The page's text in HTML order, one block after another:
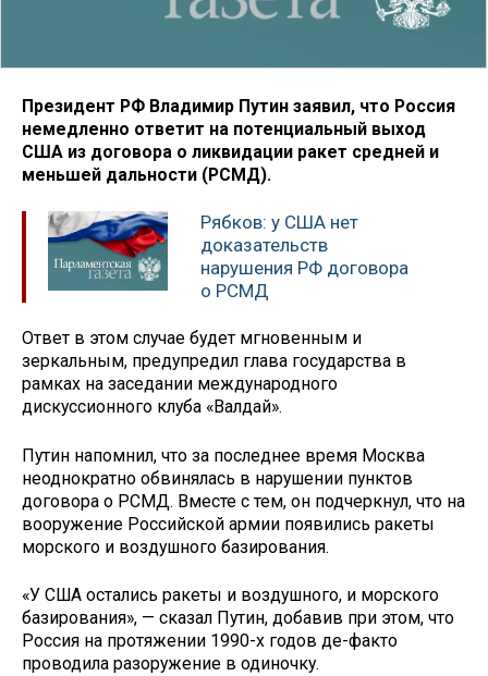
Президент РФ Владимир Путин заявил, что Россия
немедленно ответит на потенциальный выход
США из договора о ликвидации ракет средней и
меньшей дальности (РСМД).
Рябков: у США нет
доказательств
нарушения РФ договора
о РСМД
Ответ в этом случае будет мгновенным и
зеркальным, предупредил глава государства в
рамках на заседании международного
дискуссионного клуба «Валдай».
Путин напомнил, что за последнее время Москва
неоднократно обвинялась в нарушении пунктов
договора о РСМД. Вместе с тем, он подчеркнул, что на
вооружение Российской армии появились ракеты
морского и воздушного базирования.
«У США остались ракеты и воздушного, и морского
базирования», — сказал Путин, добавив при этом, что
Россия на протяжении 1990-х годов де-факто
проводила разоружение в одиночку.